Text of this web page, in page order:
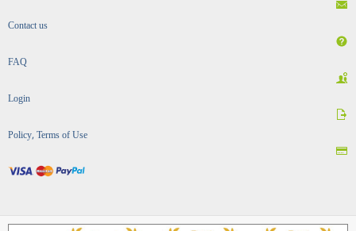
Contact us
FAQ
Login
Policy, Terms of Use